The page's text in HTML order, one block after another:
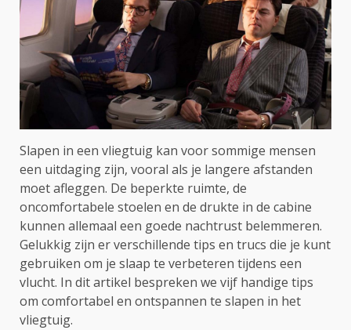
Slapen in een vliegtuig kan voor sommige mensen
een uitdaging zijn, vooral als je langere afstanden
moet afleggen. De beperkte ruimte, de
oncomfortabele stoelen en de drukte in de cabine
kunnen allemaal een goede nachtrust belemmeren.
Gelukkig zijn er verschillende tips en trucs die je kunt
gebruiken om je slaap te verbeteren tijdens een
vlucht. In dit artikel bespreken we vijf handige tips
om comfortabel en ontspannen te slapen in het
vliegtuig.